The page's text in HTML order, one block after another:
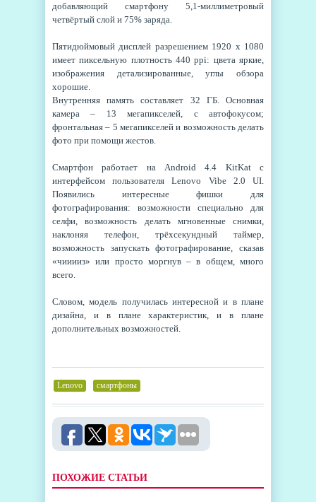
добавляющий смартфону 5,1-миллиметровый
четвёртый слой и 75% заряда.
Пятидюймовый дисплей разрешением 1920 x 1080
имеет пиксельную плотность 440 ppi: цвета яркие,
изображения детализированные, углы обзора
хорошие.
Внутренняя память составляет 32 ГБ. Основная
камера – 13 мегапикселей, с автофокусом;
фронтальная – 5 мегапикселей и возможность делать
фото при помощи жестов.
Смартфон работает на Android 4.4 KitKat с
интерфейсом пользователя Lenovo Vibe 2.0 UI.
Появились интересные фишки для
фотографирования: возможности специально для
селфи, возможность делать мгновенные снимки,
наклоняя телефон, трёхсекундный таймер,
возможность запускать фотографирование, сказав
«чииииз» или просто моргнув – в общем, много
всего.
Словом, модель получилась интересной и в плане
дизайна, и в плане характеристик, и в плане
дополнительных возможностей.
Lenovo смартфоны
ПОХОЖИЕ СТАТЬИ